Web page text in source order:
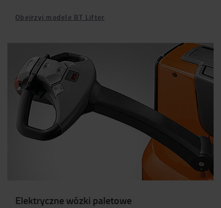
Obejrzyj modele BT Lifter
Elektryczne wózki paletowe